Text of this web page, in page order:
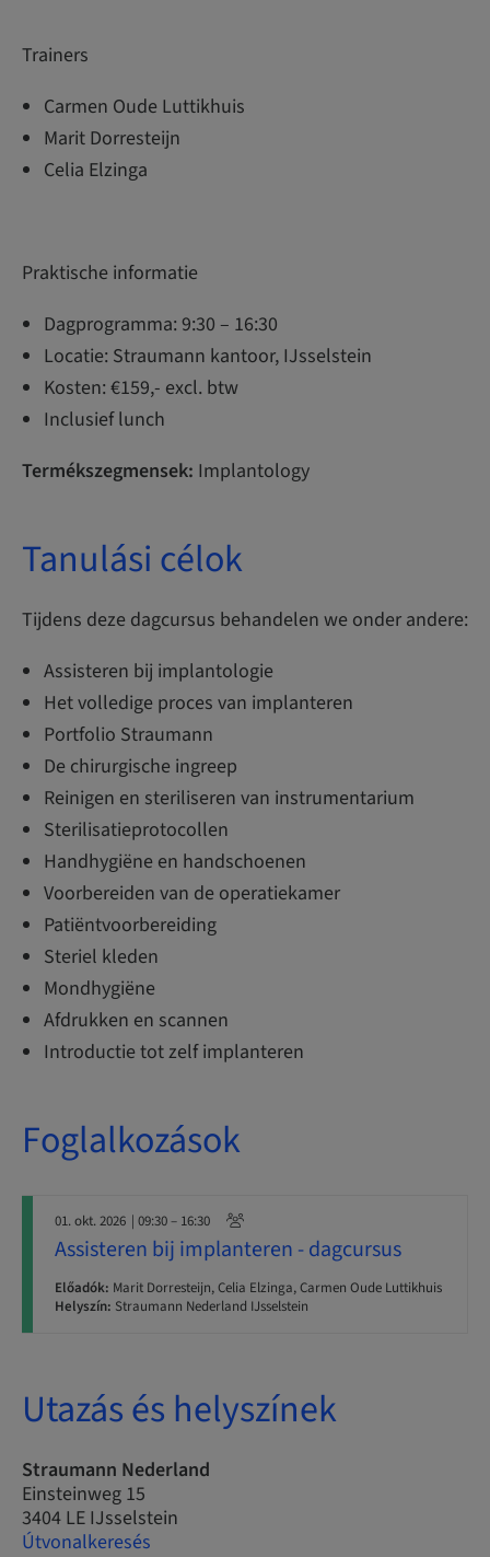
Trainers
Carmen Oude Luttikhuis
Marit Dorresteijn
Celia Elzinga
Praktische informatie
Dagprogramma: 9:30 – 16:30
Locatie: Straumann kantoor, IJsselstein
Kosten: €159,- excl. btw
Inclusief lunch
Termékszegmensek: Implantology
Tanulási célok
Tijdens deze dagcursus behandelen we onder andere:
Assisteren bij implantologie
Het volledige proces van implanteren
Portfolio Straumann
De chirurgische ingreep
Reinigen en steriliseren van instrumentarium
Sterilisatieprotocollen
Handhygiëne en handschoenen
Voorbereiden van de operatiekamer
Patiëntvoorbereiding
Steriel kleden
Mondhygiëne
Afdrukken en scannen
Introductie tot zelf implanteren
Foglalkozások
01. okt. 2026 | 09:30 – 16:30
Assisteren bij implanteren - dagcursus
Előadók: Marit Dorresteijn, Celia Elzinga, Carmen Oude Luttikhuis
Helyszín: Straumann Nederland IJsselstein
Utazás és helyszínek
Straumann Nederland
Einsteinweg 15
3404 LE IJsselstein
Útvonalkeresés